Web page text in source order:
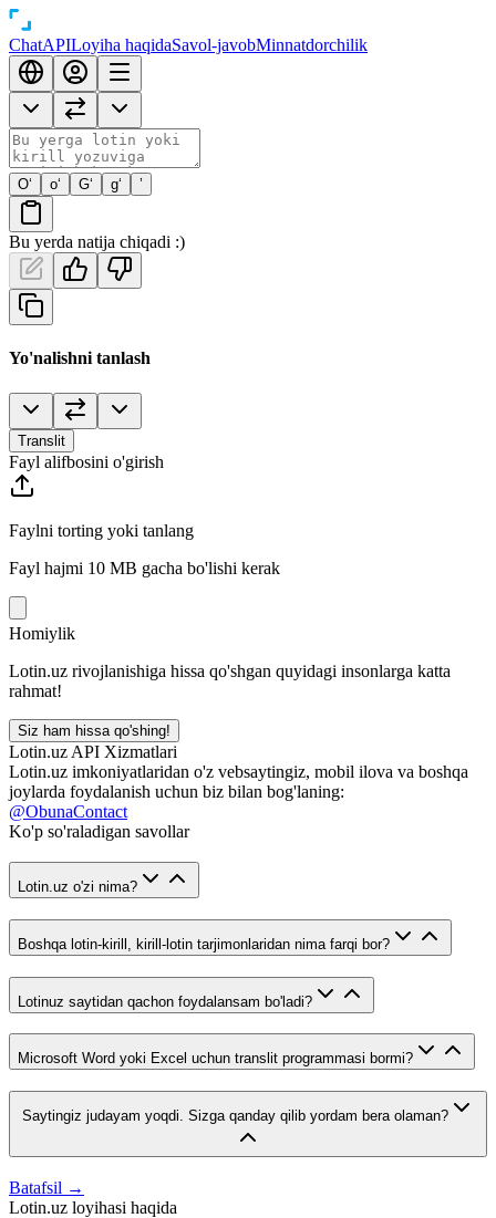
ChatAPILoyiha haqidaSavol-javobMinnatdorchilik
O‘ o‘ G‘ g‘ ’
Bu yerda natija chiqadi :)
Yo'nalishni tanlash
Translit
Fayl alifbosini o'girish
Faylni torting yoki tanlang
Fayl hajmi 10 MB gacha bo'lishi kerak
Homiylik
Lotin.uz rivojlanishiga hissa qo'shgan quyidagi insonlarga katta
rahmat!
Siz ham hissa qo'shing!
Lotin.uz API Xizmatlari
Lotin.uz imkoniyatlaridan o'z vebsaytingiz, mobil ilova va boshqa
joylarda foydalanish uchun biz bilan bog'laning:
@ObunaContact
Ko'p so'raladigan savollar
Lotin.uz o'zi nima?
Boshqa lotin-kirill, kirill-lotin tarjimonlaridan nima farqi bor?
Lotinuz saytidan qachon foydalansam bo'ladi?
Microsoft Word yoki Excel uchun translit programmasi bormi?
Saytingiz judayam yoqdi. Sizga qanday qilib yordam bera olaman?
Batafsil →
Lotin.uz loyihasi haqida